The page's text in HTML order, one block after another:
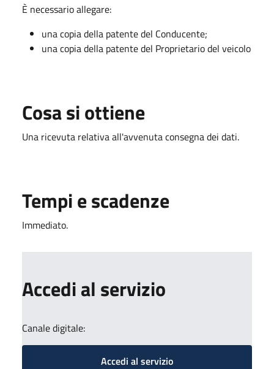
È necessario allegare:
una copia della patente del Conducente;
una copia della patente del Proprietario del veicolo
Cosa si ottiene
Una ricevuta relativa all'avvenuta consegna dei dati.
Tempi e scadenze
Immediato.
Accedi al servizio
Canale digitale:
Accedi al servizio